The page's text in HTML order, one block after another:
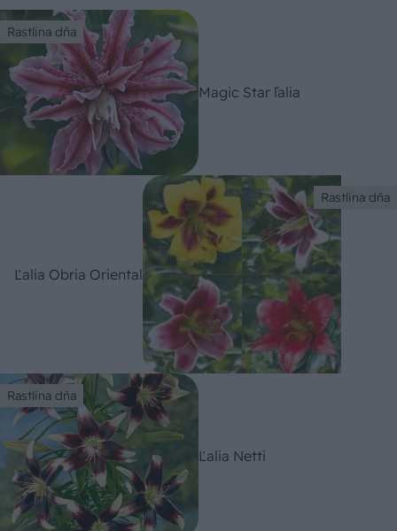
Rastlina dňa
Magic Star ľalia
Rastlina dňa
Ľalia Obria Oriental
Rastlina dňa
Ľalia Netti